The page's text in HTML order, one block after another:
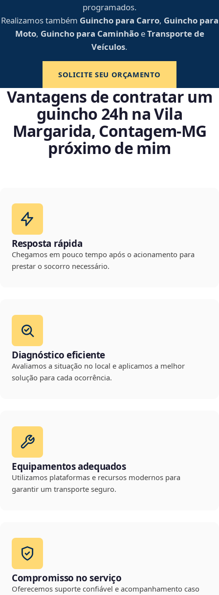
programados.
Realizamos também Guincho para Carro, Guincho para
Moto, Guincho para CaminhãoeTransporte de
Veículos.
SOLICITE SEU ORÇAMENTO
Vantagens de contratar um
guincho 24h na Vila
Margarida, Contagem‑MG
próximo de mim
Resposta rápida
Chegamos em pouco tempo após o acionamento para
prestar o socorro necessário.
Diagnóstico eficiente
Avaliamos a situação no local e aplicamos a melhor
solução para cada ocorrência.
Equipamentos adequados
Utilizamos plataformas e recursos modernos para
garantir um transporte seguro.
Compromisso no serviço
Oferecemos suporte confiável e acompanhamento caso